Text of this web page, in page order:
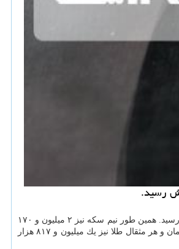
آزاد تهران نیز در ساعت ۱۵ امروز به قیمت چهار میلیون و ۱۱۰ هزار تومان بفروش رسید. همین طور نیم سكه نیز ۲ میلیون و ۱۷۰
هزار تومان، ربع سكه یك میلیون و ۳۷۰ هزار تومان و هر قطعه سكه گرمی ۸۵۰ هزار تومان داد و ستد شد. علاوه براین در بازار آزاد تهران هر گرم طلای خام ۱۸ عیار ۴۱۹ هزار تومان و هر مثقال طلا نیز یك میلیون و ۸۱۷ هزار